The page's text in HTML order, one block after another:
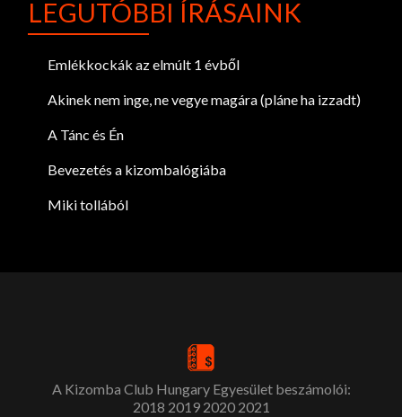
LEGUTÓBBI ÍRÁSAINK
Emlékkockák az elmúlt 1 évből
Akinek nem inge, ne vegye magára (pláne ha izzadt)
A Tánc és Én
Bevezetés a kizombalógiába
Miki tollából
A Kizomba Club Hungary Egyesület beszámolói:
2018 2019 2020 2021